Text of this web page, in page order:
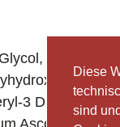
Diese
sind
Oenothera
3 Dimer
Ascorbyl